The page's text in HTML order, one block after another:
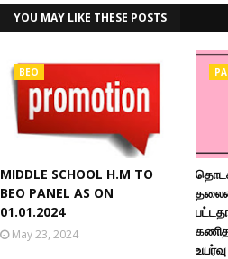
YOU MAY LIKE THESE POSTS
BEO
MIDDLE SCHOOL H.M TO
BEO PANEL AS ON
01.01.2024
May 23, 2024